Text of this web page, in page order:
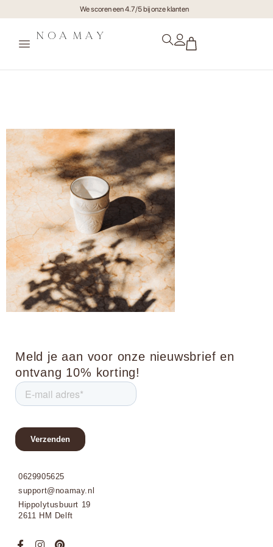
We scoren een 4.7/5 bij onze klanten
Meld je aan voor onze nieuwsbrief en
ontvang 10% korting!
0629905625
support@noamay.nl
Hippolytusbuurt 19
2611 HM Delft